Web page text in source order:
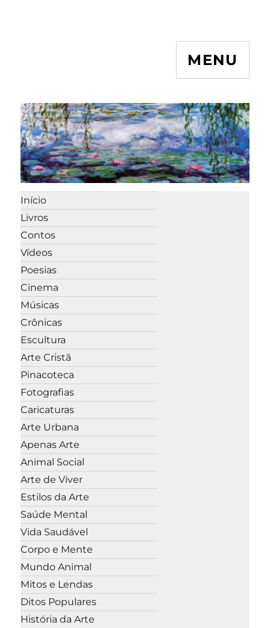
MENU
Início
Livros
Contos
Vídeos
Poesias
Cinema
Músicas
Crônicas
Escultura
Arte Cristã
Pinacoteca
Fotografias
Caricaturas
Arte Urbana
Apenas Arte
Animal Social
Arte de Viver
Estilos da Arte
Saúde Mental
Vida Saudável
Corpo e Mente
Mundo Animal
Mitos e Lendas
Ditos Populares
História da Arte